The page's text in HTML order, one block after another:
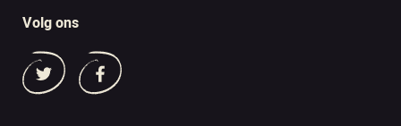
Volg ons